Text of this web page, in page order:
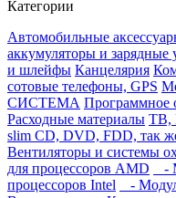
Категории
Автомобильные
аккумуляторы и зарядные
и шлейфы Канцелярия
сотовые телефоны, GPS
СИСТЕМА Программное
Расходные материалы ТВ,
slim CD, DVD, FDD, так
Вентиляторы и системы
для процессоров AMD
-
процессоров Intel
-